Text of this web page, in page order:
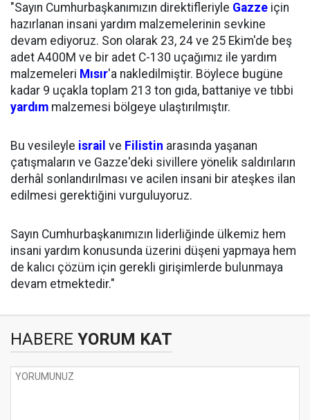
"Sayın Cumhurbaşkanımızın direktifleriyle Gazze için
hazırlanan insani yardım malzemelerinin sevkine
devam ediyoruz. Son olarak 23, 24 ve 25 Ekim'de beş
adet A400M ve bir adet C-130 uçağımız ile yardım
malzemeleri Mısır'a nakledilmiştir. Böylece bugüne
kadar 9 uçakla toplam 213 ton gıda, battaniye ve tıbbi
yardım malzemesi bölgeye ulaştırılmıştır.
Bu vesileyle israil ve Filistin arasında yaşanan
çatışmaların ve Gazze'deki sivillere yönelik saldırıların
derhâl sonlandırılması ve acilen insani bir ateşkes ilan
edilmesi gerektiğini vurguluyoruz.
Sayın Cumhurbaşkanımızın liderliğinde ülkemiz hem
insani yardım konusunda üzerini düşeni yapmaya hem
de kalıcı çözüm için gerekli girişimlerde bulunmaya
devam etmektedir."
HABERE YORUM KAT